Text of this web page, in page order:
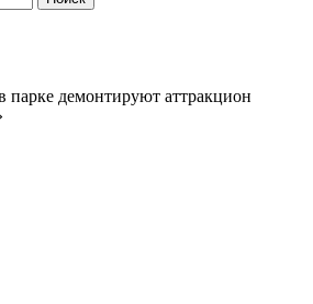
парке демонтируют аттракцион